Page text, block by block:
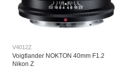
V4012Z
Voigtlander NOKTON 40mm F1.2
Nikon Z